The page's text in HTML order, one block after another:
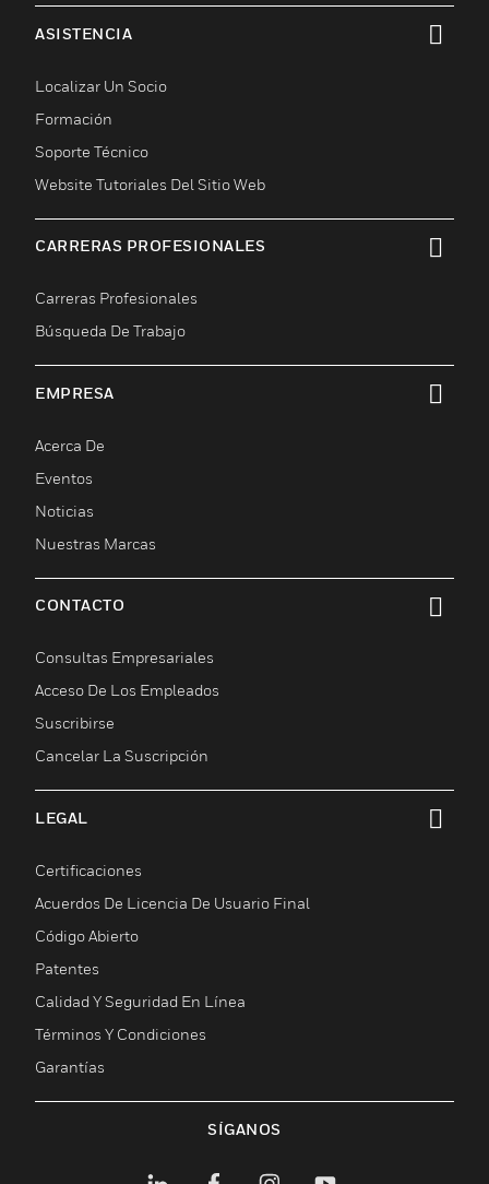
ASISTENCIA
Cambiar vista
Localizar Un Socio
Formación
Soporte Técnico
Website Tutoriales Del Sitio Web
CARRERAS PROFESIONALES
Cambiar vista
Carreras Profesionales
Búsqueda De Trabajo
EMPRESA
Cambiar vista
Acerca De
Eventos
Noticias
Nuestras Marcas
CONTACTO
Cambiar vista
Consultas Empresariales
Acceso De Los Empleados
Suscribirse
Cancelar La Suscripción
LEGAL
Cambiar vista
Certificaciones
Acuerdos De Licencia De Usuario Final
Código Abierto
Patentes
Calidad Y Seguridad En Línea
Términos Y Condiciones
Garantías
SÍGANOS